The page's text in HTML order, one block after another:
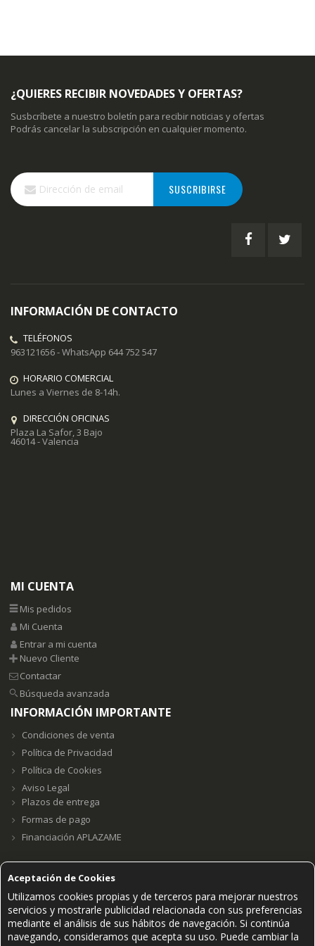
Aceptación de Cookies
Utilizamos cookies propias y de terceros para mejorar nuestros
servicios y mostrarle publicidad relacionada con sus preferencias
mediante el análisis de sus hábitos de navegación. Si continúa
navegando, consideramos que acepta su uso. Puede cambiar la
¿QUIERES RECIBIR NOVEDADES Y OFERTAS?
Susbcríbete a nuestro boletín para recibir noticias y ofertas
Podrás cancelar la subscripción en cualquier momento.
Inscríbase
a
nuestro
SUSCRIBIRSE
INFORMACIÓN DE CONTACTO
TELÉFONOS
963121656 - WhatsApp 644 752 547
HORARIO COMERCIAL
Lunes a Viernes de 8-14h.
DIRECCIÓN OFICINAS
Plaza La Safor, 3 Bajo
46014 - Valencia
MI CUENTA
Mis pedidos
Mi Cuenta
Entrar a mi cuenta
Nuevo Cliente
Contactar
Búsqueda avanzada
INFORMACIÓN IMPORTANTE
Condiciones de venta
Política de Privacidad
Política de Cookies
Aviso Legal
Plazos de entrega
Formas de pago
Financiación APLAZAME
Grupo E23W Distribuciones, S.L. B98123102 ©2021.
PAGOS SEGUROS ACEPTADOS